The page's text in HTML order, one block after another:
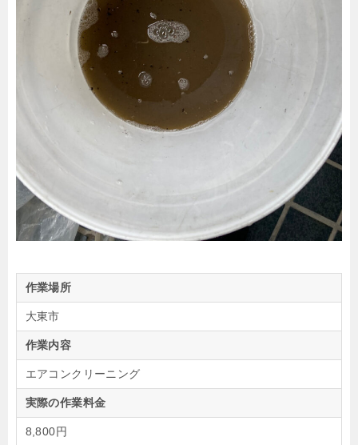
作業場所
大東市
作業内容
エアコンクリーニング
実際の作業料金
8,800円